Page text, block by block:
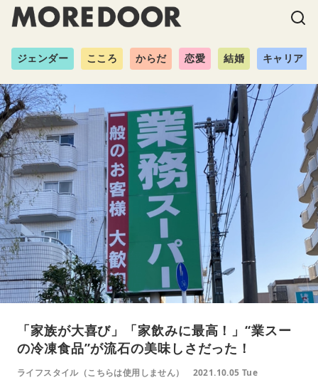
ジェンダー こころ からだ 恋愛 結婚 キャリア
「家族が大喜び」「家飲みに最高！」“業スー
の冷凍食品”が流石の美味しさだった！
ライフスタイル（こちらは使用しません） 2021.10.05 Tue